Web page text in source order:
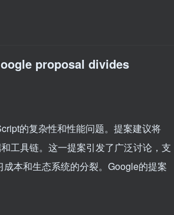
proposal divides
的复杂性和性能问题。提案建议将
工具链。这一提案引发了广泛讨论，支
本和生态系统的分裂。Google的提案